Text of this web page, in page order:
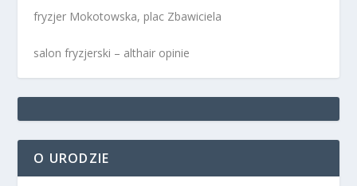
fryzjer Mokotowska, plac Zbawiciela
salon fryzjerski – althair opinie
O URODZIE